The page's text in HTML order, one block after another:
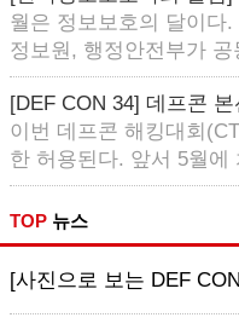
월은 정보보호의 달이다
정보원, 행정안전부가 공
[DEF CON 34] 데프콘
이번 데프콘 해킹대회
한 허용된다. 앞서 5월에
TOP 뉴스
[사진으로 보는 DEF